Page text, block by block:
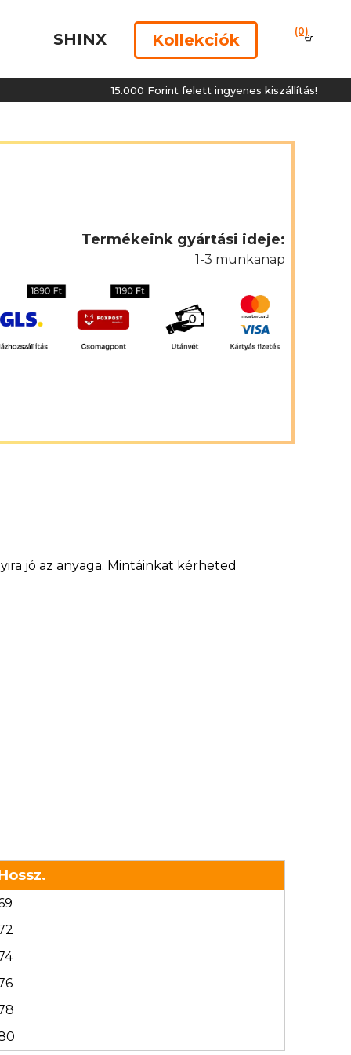
SHINX Kollekciók (0)
15.000 Forint felett ingyenes kiszállítás!
Termékeink gyártási ideje:
1-3 munkanap
jó az anyaga. Mintáinkat kérheted